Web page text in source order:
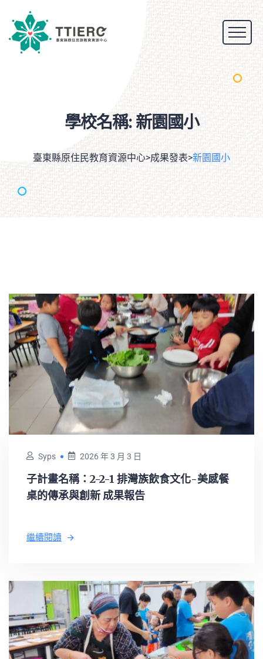
學校名稱:新園國小
臺東縣原住民教育資源中心>成果發表>新園國小
Syps 2026 年 3 月 3 日
子計畫名稱：2-2-1 排灣族飲食文化-美感餐
桌的傳承與創新 成果報告
繼續閱讀